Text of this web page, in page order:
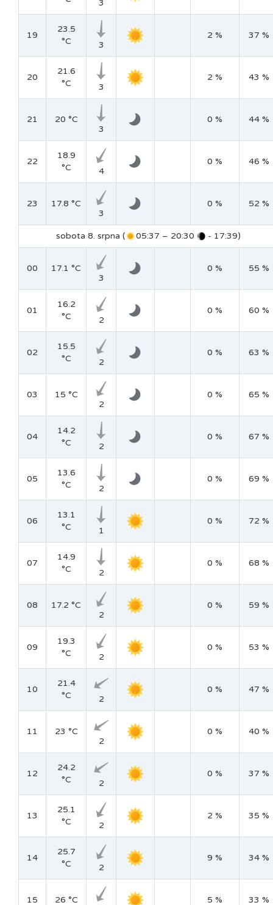
3
19
23.5
°C
3
2 % 37 %
20
21.6
°C
3
2 % 43 %
21
20 °C
3
0 % 44 %
22
18.9
°C
4
0 % 46 %
23
17.8 °C
3
0 % 52 %
sobota 8. srpna ( 05:37 – 20:30 - 17:39)
00
17.1 °C
3
0 % 55 %
01
16.2
°C
2
0 % 60 %
02
15.5
°C
2
0 % 63 %
03
15 °C
2
0 % 65 %
04
14.2
°C
2
0 % 67 %
05
13.6
°C
2
0 % 69 %
06
13.1
°C
1
0 % 72 %
07
14.9
°C
2
0 % 68 %
08
17.2 °C
2
0 % 59 %
09
19.3
°C
2
0 % 53 %
10
21.4
°C
2
0 % 47 %
11
23 °C
2
0 % 40 %
12
24.2
°C
2
0 % 37 %
13
25.1
°C
2
2 % 35 %
14
25.7
°C
2
9 % 34 %
15
26 °C
5 % 33 %